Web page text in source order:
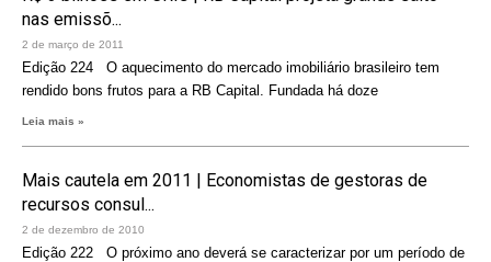
nas emissõ...
2 de março de 2011
Edição 224 O aquecimento do mercado imobiliário brasileiro tem
rendido bons frutos para a RB Capital. Fundada há doze
Leia mais »
Mais cautela em 2011 | Economistas de gestoras de
recursos consul...
2 de dezembro de 2010
Edição 222 O próximo ano deverá se caracterizar por um período de